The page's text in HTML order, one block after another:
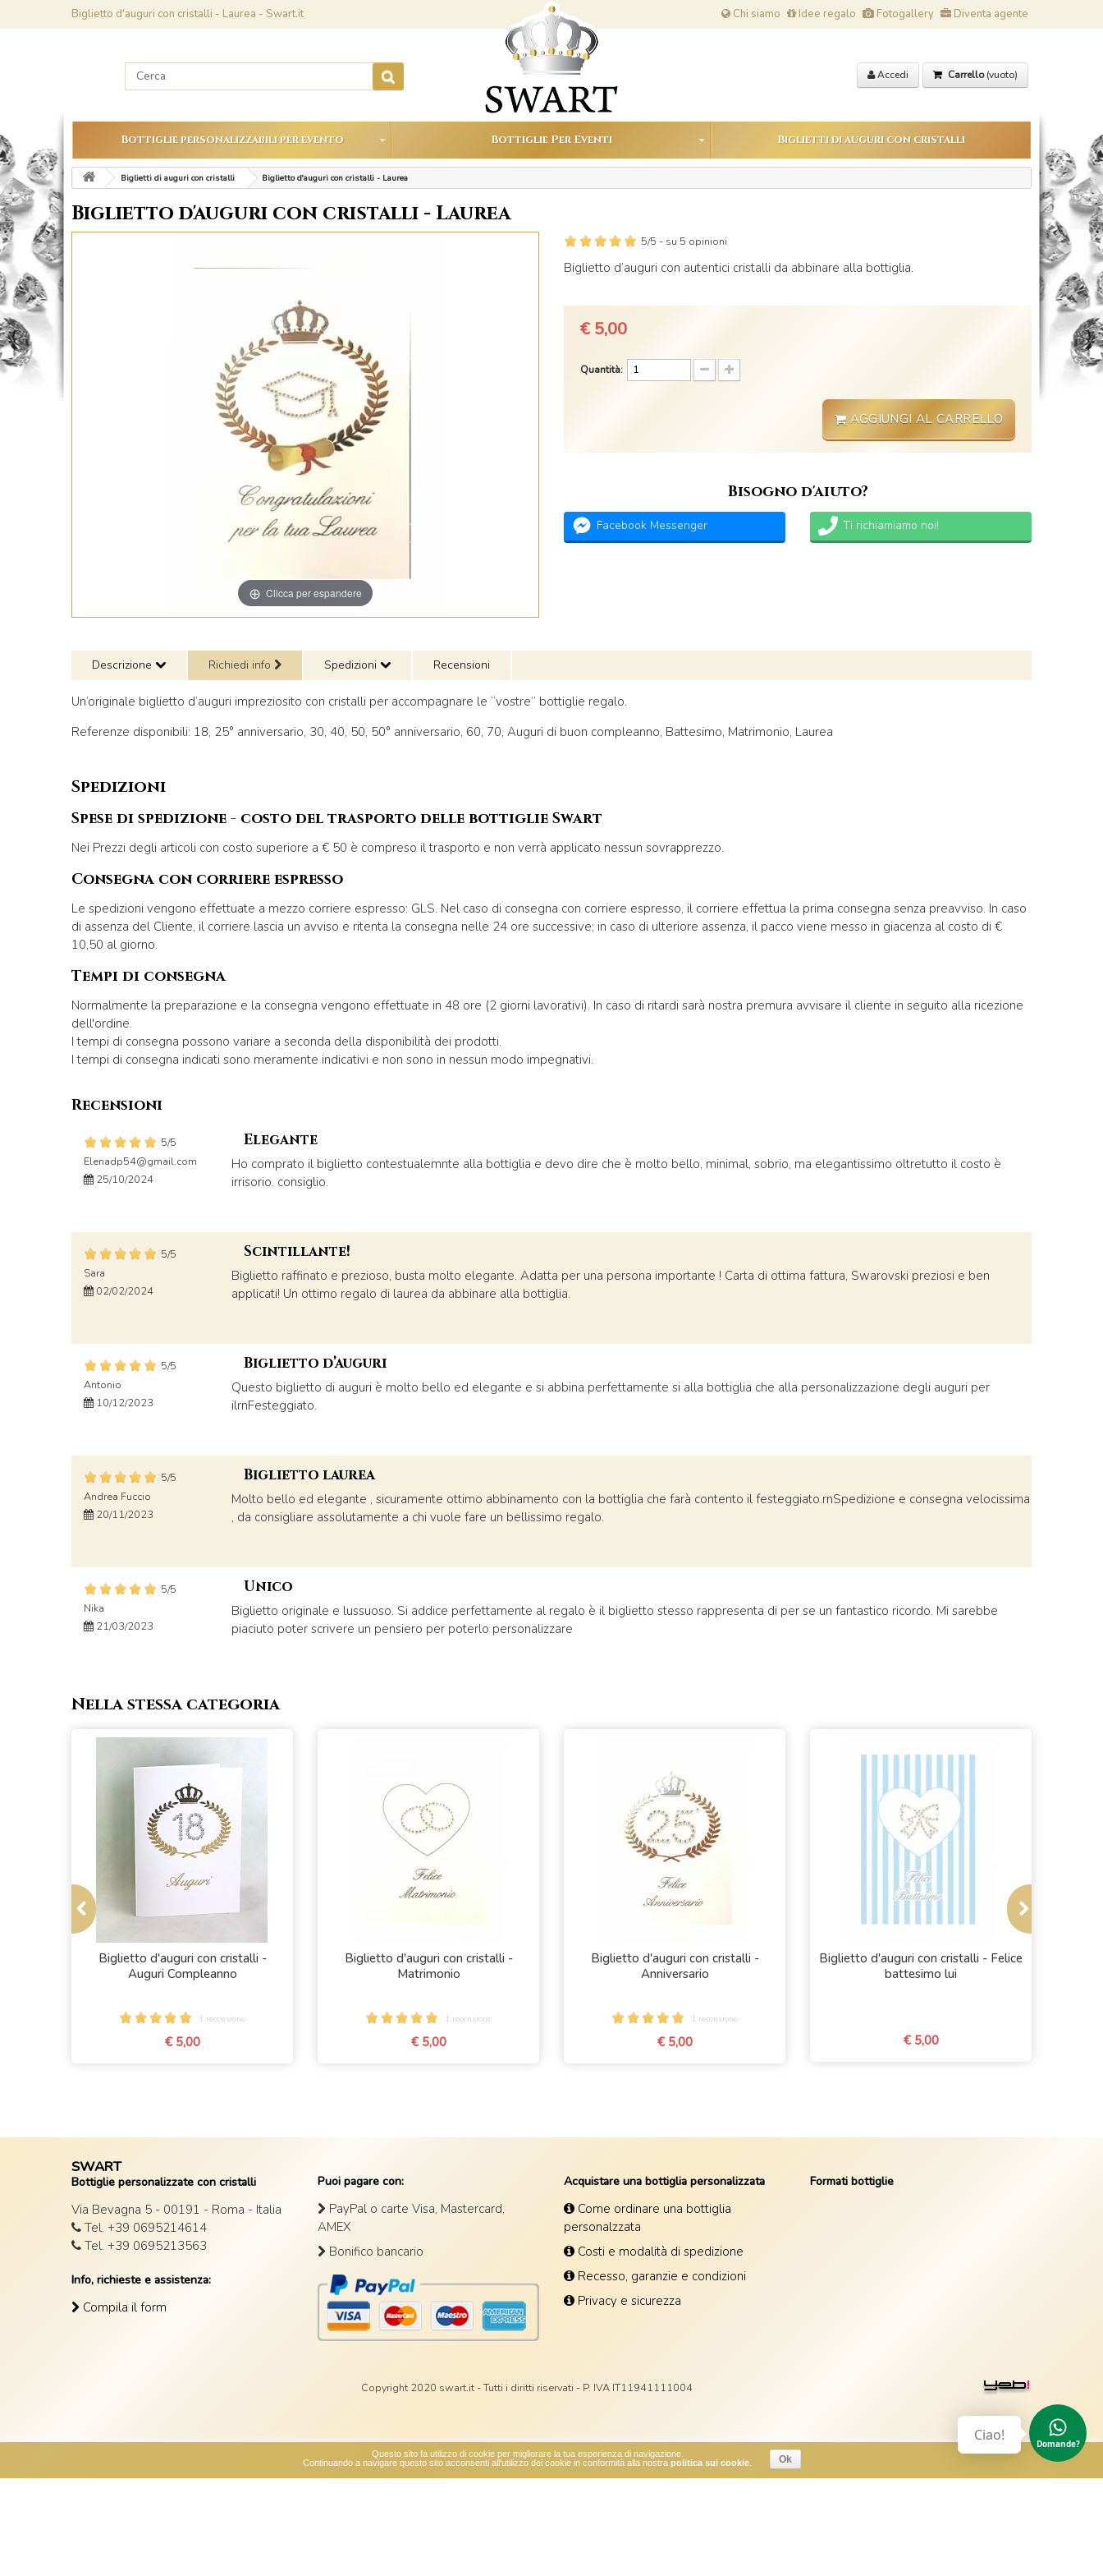
Biglietto d'auguri con cristalli - Laurea - Swart.it Chi siamo Idee regalo Fotogallery Diventa agente
Accedi Carrello(vuoto)
Bottiglie personalizzabili per evento Bottiglie Per Eventi Biglietti di auguri con cristalli
Biglietti di auguri con cristalli Biglietto d'auguri con cristalli - Laurea
Biglietto d'auguri con cristalli - Laurea
Clicca per espandere
5/5 - su 5 opinioni
Biglietto d’auguri con autentici cristalli da abbinare alla bottiglia.
€ 5,00
Quantità:
AGGIUNGI AL CARRELLO
Bisogno d'aiuto?
Facebook Messenger Ti richiamiamo noi!
Descrizione Richiedi info Spedizioni Recensioni
Un’originale biglietto d’auguri impreziosito con cristalli per accompagnare le “vostre” bottiglie regalo.
Referenze disponibili: 18, 25° anniversario, 30, 40, 50, 50° anniversario, 60, 70, Auguri di buon compleanno, Battesimo, Matrimonio, Laurea
Spedizioni
Spese di spedizione - costo del trasporto delle bottiglie Swart
Nei Prezzi degli articoli con costo superiore a € 50 è compreso il trasporto e non verrà applicato nessun sovrapprezzo.
Consegna con corriere espresso
Le spedizioni vengono effettuate a mezzo corriere espresso: GLS. Nel caso di consegna con corriere espresso, il corriere effettua la prima consegna senza preavviso. In caso
di assenza del Cliente, il corriere lascia un avviso e ritenta la consegna nelle 24 ore successive; in caso di ulteriore assenza, il pacco viene messo in giacenza al costo di €
10,50 al giorno.
Tempi di consegna
Normalmente la preparazione e la consegna vengono effettuate in 48 ore (2 giorni lavorativi). In caso di ritardi sarà nostra premura avvisare il cliente in seguito alla ricezione
dell'ordine.
I tempi di consegna possono variare a seconda della disponibilità dei prodotti.
I tempi di consegna indicati sono meramente indicativi e non sono in nessun modo impegnativi.
Recensioni
5/5
Elenadp54@gmail.com
25/10/2024
Elegante
Ho comprato il biglietto contestualemnte alla bottiglia e devo dire che è molto bello, minimal, sobrio, ma elegantissimo oltretutto il costo è
irrisorio. consiglio.
5/5
Sara
02/02/2024
Scintillante!
Biglietto raffinato e prezioso, busta molto elegante. Adatta per una persona importante ! Carta di ottima fattura, Swarovski preziosi e ben
applicati! Un ottimo regalo di laurea da abbinare alla bottiglia.
5/5
Antonio
10/12/2023
Biglietto d’auguri
Questo biglietto di auguri è molto bello ed elegante e si abbina perfettamente si alla bottiglia che alla personalizzazione degli auguri per
ilrnFesteggiato.
5/5
Andrea Fuccio
20/11/2023
Biglietto laurea
Molto bello ed elegante , sicuramente ottimo abbinamento con la bottiglia che farà contento il festeggiato.rnSpedizione e consegna velocissima
, da consigliare assolutamente a chi vuole fare un bellissimo regalo.
5/5
Nika
21/03/2023
Unico
Biglietto originale e lussuoso. Si addice perfettamente al regalo è il biglietto stesso rappresenta di per se un fantastico ricordo. Mi sarebbe
piaciuto poter scrivere un pensiero per poterlo personalizzare
Nella stessa categoria
Biglietto d'auguri con cristalli -
Auguri Compleanno
1 recensione
€ 5,00
Biglietto d'auguri con cristalli -
Matrimonio
1 recensione
€ 5,00
Biglietto d'auguri con cristalli -
Anniversario
1 recensione
€ 5,00
Biglietto d'auguri con cristalli - Felice
battesimo lui
€ 5,00
Domande?
Ciao!
Ok
Questo sito fa utilizzo di cookie per migliorare la tua esperienza di navigazione.
Continuando a navigare questo sito acconsenti all'utilizzo dei cookie in conformità alla nostra politica sui cookie
SWART
Bottiglie personalizzate con cristalli
Via Bevagna 5 - 00191 - Roma - Italia
Tel. +39 0695214614
Tel. +39 0695213563
Info, richieste e assistenza:
Compila il form
Puoi pagare con:
PayPal o carte Visa, Mastercard,
AMEX
Bonifico bancario
Acquistare una bottiglia personalizzata
Come ordinare una bottiglia
personalzzata
Costi e modalità di spedizione
Recesso, garanzie e condizioni
Privacy e sicurezza
Formati bottiglie
Copyright 2020 swart.it - Tutti i diritti riservati - P. IVA IT11941111004